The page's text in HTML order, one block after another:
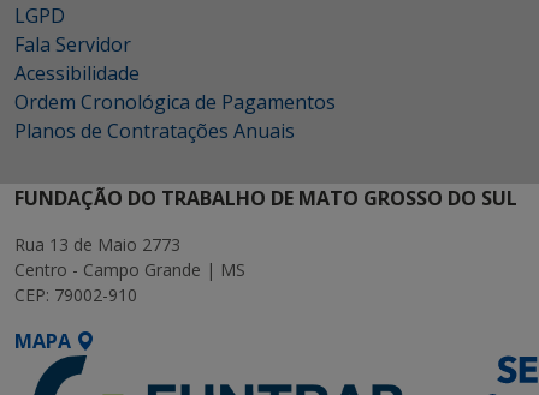
LGPD
Fala Servidor
Acessibilidade
Ordem Cronológica de Pagamentos
Planos de Contratações Anuais
FUNDAÇÃO DO TRABALHO DE MATO GROSSO DO SUL
Rua 13 de Maio 2773
Centro - Campo Grande | MS
CEP: 79002-910
MAPA